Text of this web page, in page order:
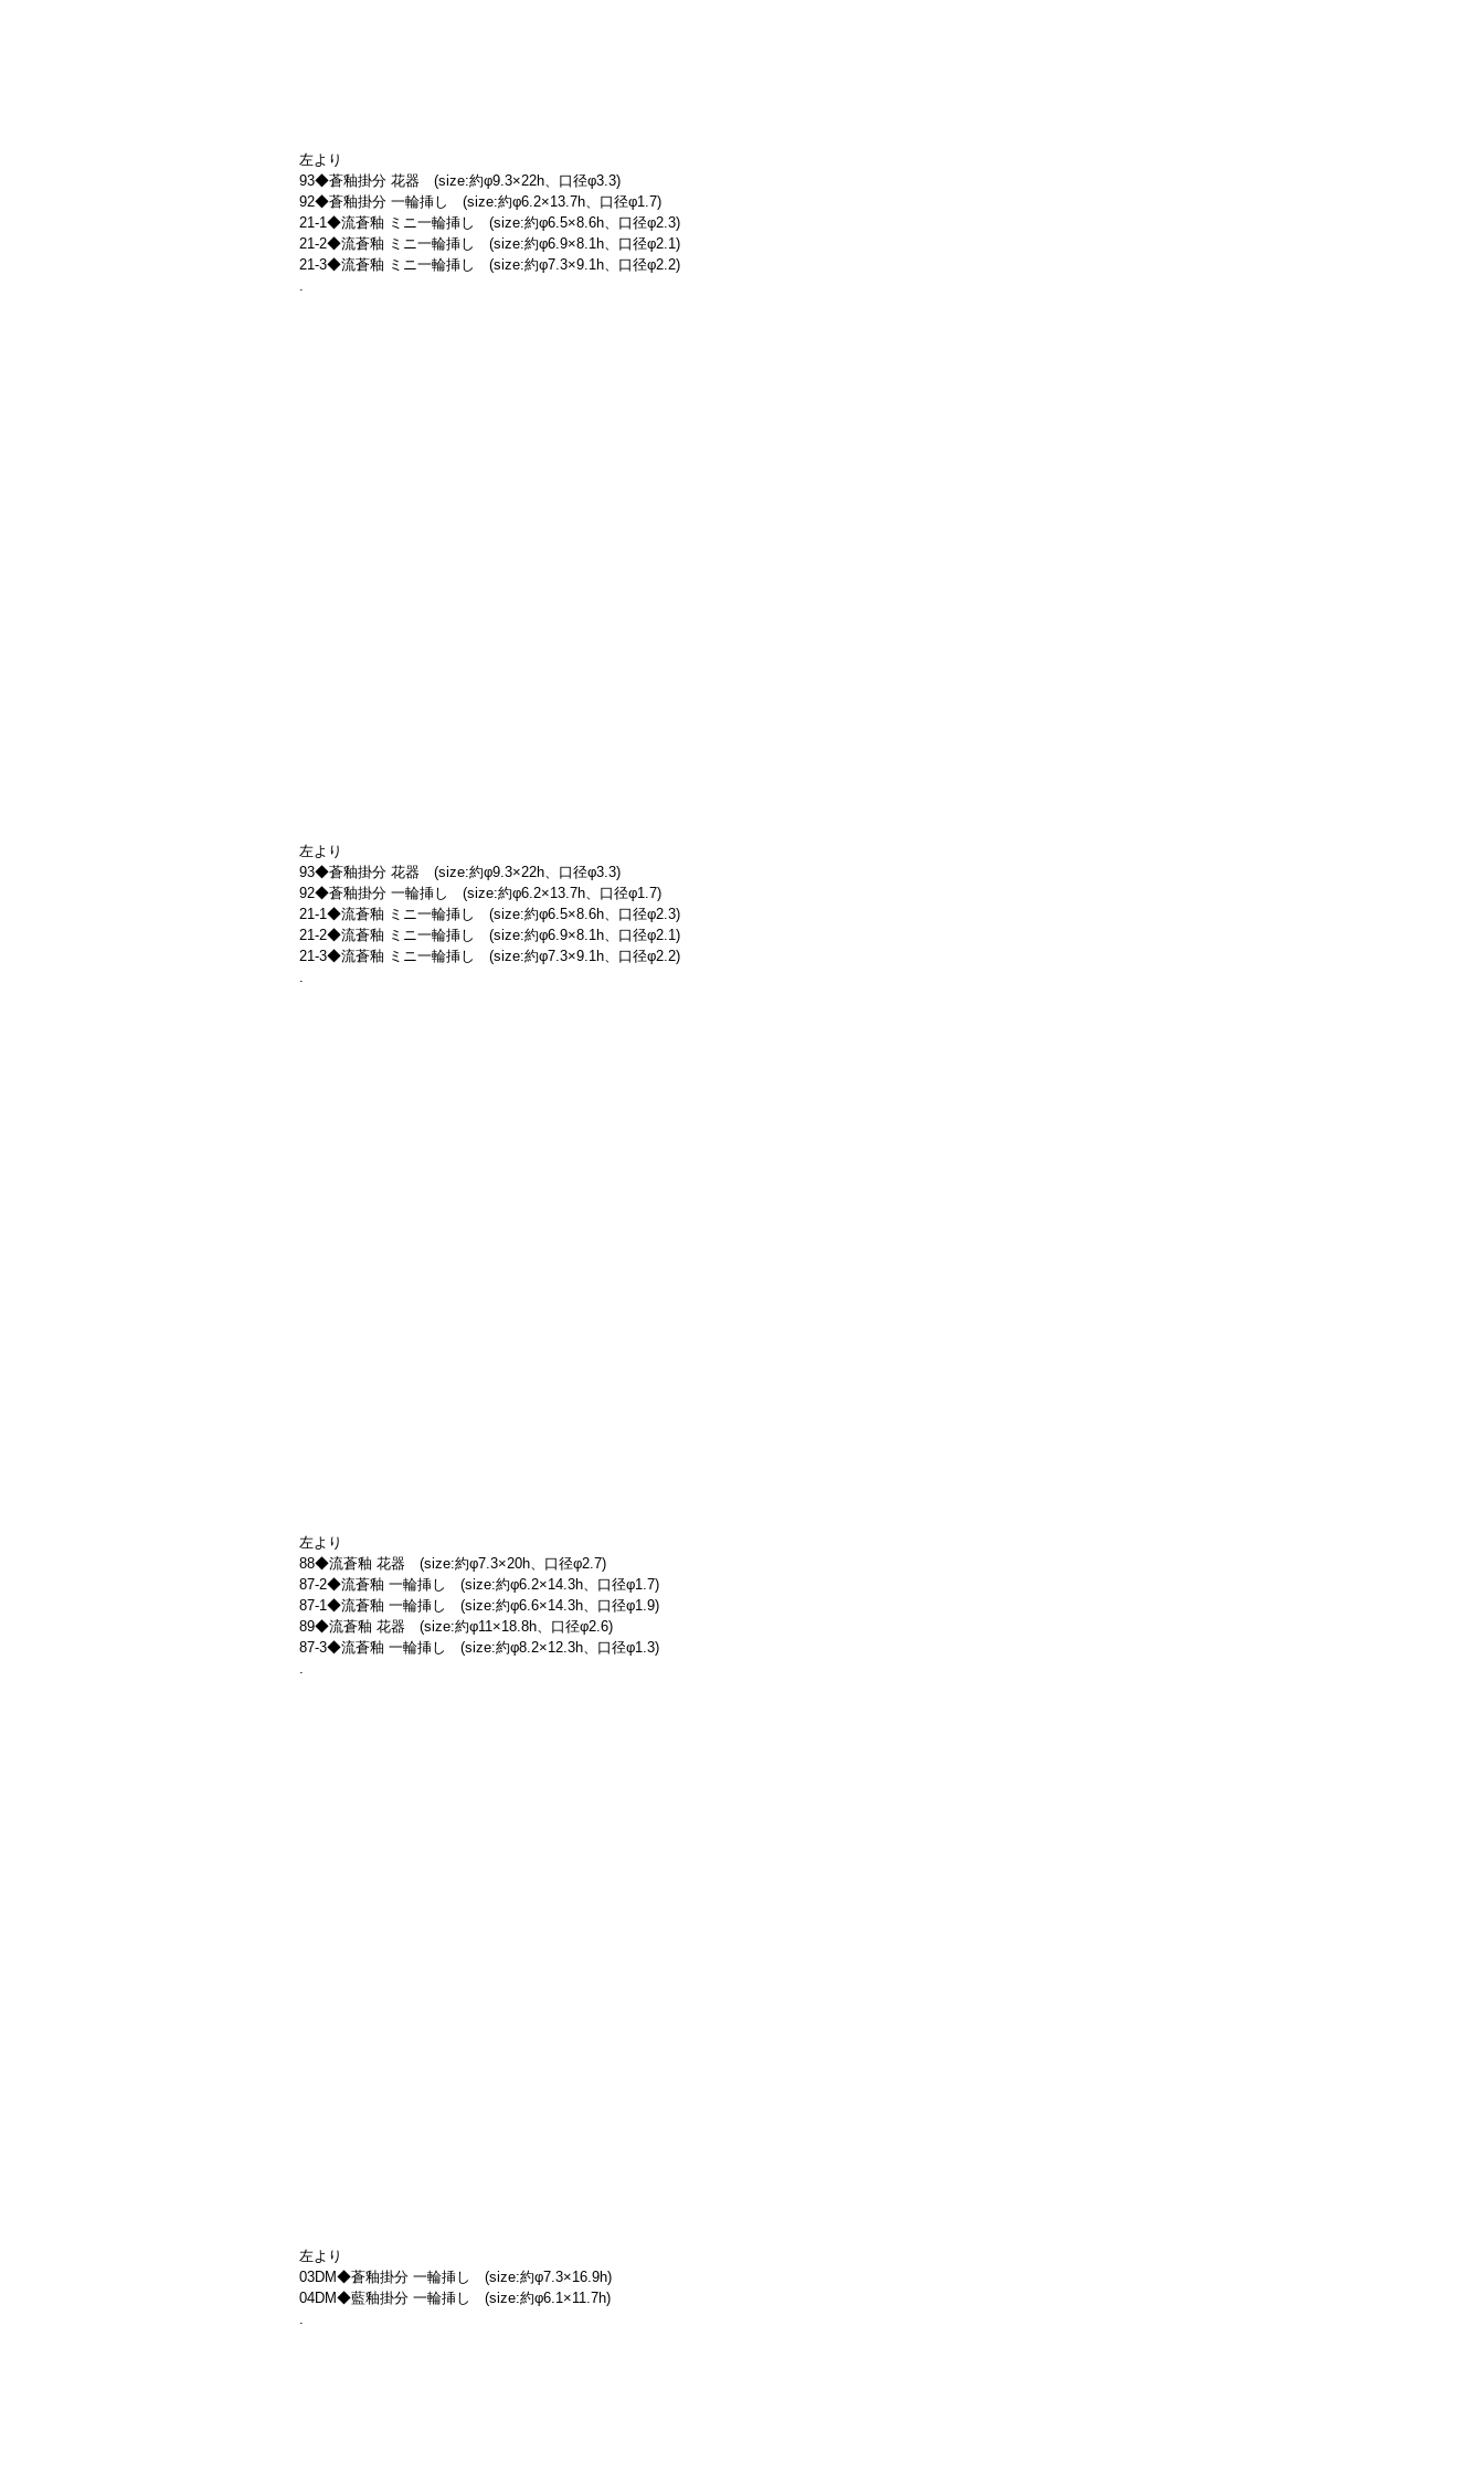
左より
93◆蒼釉掛分 花器　(size:約φ9.3×22h、口径φ3.3)
92◆蒼釉掛分 一輪挿し　(size:約φ6.2×13.7h、口径φ1.7)
21-1◆流蒼釉 ミニ一輪挿し　(size:約φ6.5×8.6h、口径φ2.3)
21-2◆流蒼釉 ミニ一輪挿し　(size:約φ6.9×8.1h、口径φ2.1)
21-3◆流蒼釉 ミニ一輪挿し　(size:約φ7.3×9.1h、口径φ2.2)
左より
93◆蒼釉掛分 花器　(size:約φ9.3×22h、口径φ3.3)
92◆蒼釉掛分 一輪挿し　(size:約φ6.2×13.7h、口径φ1.7)
21-1◆流蒼釉 ミニ一輪挿し　(size:約φ6.5×8.6h、口径φ2.3)
21-2◆流蒼釉 ミニ一輪挿し　(size:約φ6.9×8.1h、口径φ2.1)
21-3◆流蒼釉 ミニ一輪挿し　(size:約φ7.3×9.1h、口径φ2.2)
左より
88◆流蒼釉 花器　(size:約φ7.3×20h、口径φ2.7)
87-2◆流蒼釉 一輪挿し　(size:約φ6.2×14.3h、口径φ1.7)
87-1◆流蒼釉 一輪挿し　(size:約φ6.6×14.3h、口径φ1.9)
89◆流蒼釉 花器　(size:約φ11×18.8h、口径φ2.6)
87-3◆流蒼釉 一輪挿し　(size:約φ8.2×12.3h、口径φ1.3)
.
左より
03DM◆蒼釉掛分 一輪挿し　(size:約φ7.3×16.9h)
04DM◆藍釉掛分 一輪挿し　(size:約φ6.1×11.7h)
.